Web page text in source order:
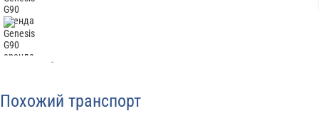
Похожий транспорт